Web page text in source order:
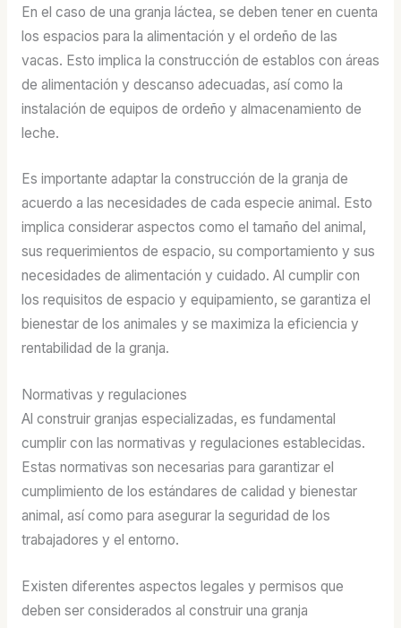
En el caso de una granja láctea, se deben tener en cuenta
los espacios para la alimentación y el ordeño de las
vacas. Esto implica la construcción de establos con áreas
de alimentación y descanso adecuadas, así como la
instalación de equipos de ordeño y almacenamiento de
leche.
Es importante adaptar la construcción de la granja de
acuerdo a las necesidades de cada especie animal. Esto
implica considerar aspectos como el tamaño del animal,
sus requerimientos de espacio, su comportamiento y sus
necesidades de alimentación y cuidado. Al cumplir con
los requisitos de espacio y equipamiento, se garantiza el
bienestar de los animales y se maximiza la eficiencia y
rentabilidad de la granja.
Normativas y regulaciones
Al construir granjas especializadas, es fundamental
cumplir con las normativas y regulaciones establecidas.
Estas normativas son necesarias para garantizar el
cumplimiento de los estándares de calidad y bienestar
animal, así como para asegurar la seguridad de los
trabajadores y el entorno.
Existen diferentes aspectos legales y permisos que
deben ser considerados al construir una granja